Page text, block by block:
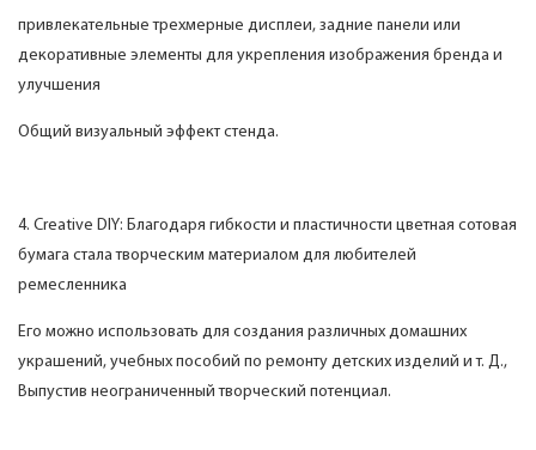
привлекательные трехмерные дисплеи, задние панели или
декоративные элементы для укрепления изображения бренда и
улучшения
Общий визуальный эффект стенда.
4. Creative DIY: Благодаря гибкости и пластичности цветная сотовая
бумага стала творческим материалом для любителей
ремесленника
Его можно использовать для создания различных домашних
украшений, учебных пособий по ремонту детских изделий и т. Д.,
Выпустив неограниченный творческий потенциал.